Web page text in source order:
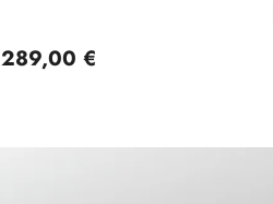
Normaler Preis
289,00 €